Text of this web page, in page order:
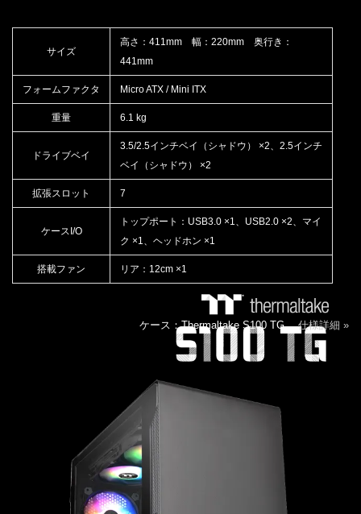
サイズ
高さ：411mm 幅：220mm 奥行き：
441mm
フォームファクタ Micro ATX / Mini ITX
重量 6.1 kg
ドライブベイ
3.5/2.5インチベイ（シャドウ） ×2、2.5インチ
ベイ（シャドウ） ×2
拡張スロット 7
ケースI/O
トップポート：USB3.0 ×1、USB2.0 ×2、マイ
ク ×1、ヘッドホン ×1
搭載ファン リア：12cm ×1
ケース：Thermaltake S100 TG仕様詳細 »